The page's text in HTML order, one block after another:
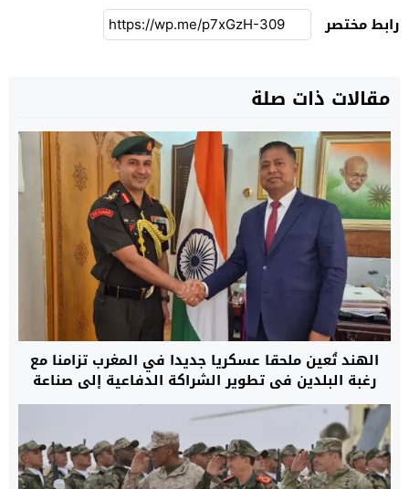
رابط مختصر
مقالات ذات صلة
الهند تُعين ملحقا عسكريا جديدا في المغرب تزامنا مع
رغبة البلدين في تطوير الشراكة الدفاعية إلى صناعة
مشتركة للأسلحة